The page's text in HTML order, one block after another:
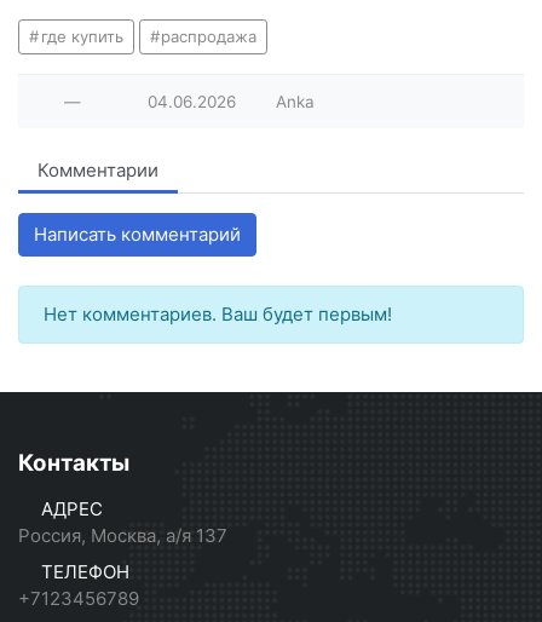
где купить распродажа
— 04.06.2026 Anka
Комментарии
Написать комментарий
Нет комментариев. Ваш будет первым!
Контакты
АДРЕС
Россия, Москва, а/я 137
ТЕЛЕФОН
+7123456789